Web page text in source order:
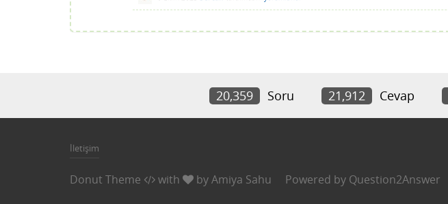
20,359 Soru 21,912 Cevap
İletişim
Donut Theme with byAmiya Sahu Powered by Question2Answer